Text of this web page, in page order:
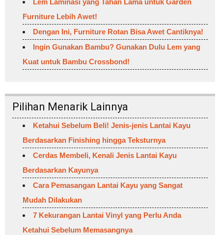
Furniture Lebih Awet!
Dengan Ini, Furniture Rotan Bisa Awet Cantiknya!
Ingin Gunakan Bambu? Gunakan Dulu Lem yang
Kuat untuk Bambu Crossbond!
Pilihan Menarik Lainnya
Ketahui Sebelum Beli! Jenis-jenis Lantai Kayu
Berdasarkan Finishing hingga Teksturnya
Cerdas Membeli, Kenali Jenis Lantai Kayu
Berdasarkan Kayunya
Cara Pemasangan Lantai Kayu yang Sangat
Mudah Dilakukan
7 Kekurangan Lantai Vinyl yang Perlu Anda
Ketahui Sebelum Memasangnya